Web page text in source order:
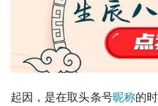
起因，是在取头条号昵称的